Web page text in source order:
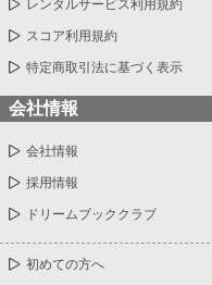
レンタルサービス利用規約
スコア利用規約
特定商取引法に基づく表示
会社情報
会社情報
採用情報
ドリームブッククラブ
初めての方へ